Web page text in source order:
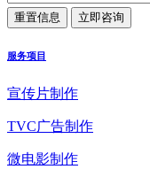
服务项目
宣传片制作
TVC广告制作
微电影制作